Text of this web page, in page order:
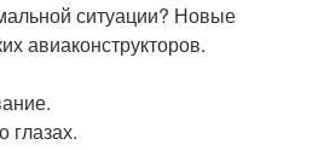
ситуации? Новые
авиаконструкторов.
глазах.